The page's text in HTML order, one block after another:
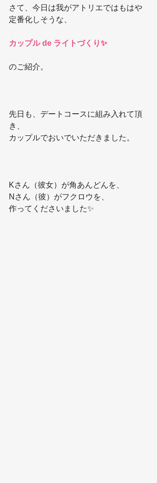
さて、今日は我がアトリエではもはや
定番化しそうな、
カップル de ライトづくり✨
のご紹介。
先日も、デートコースに組み入れて頂
き、
カップルでおいでいただきました。
Kさん（彼女）が角あんどんを、
Nさん（彼）がフクロウを、
作ってくださいました✨